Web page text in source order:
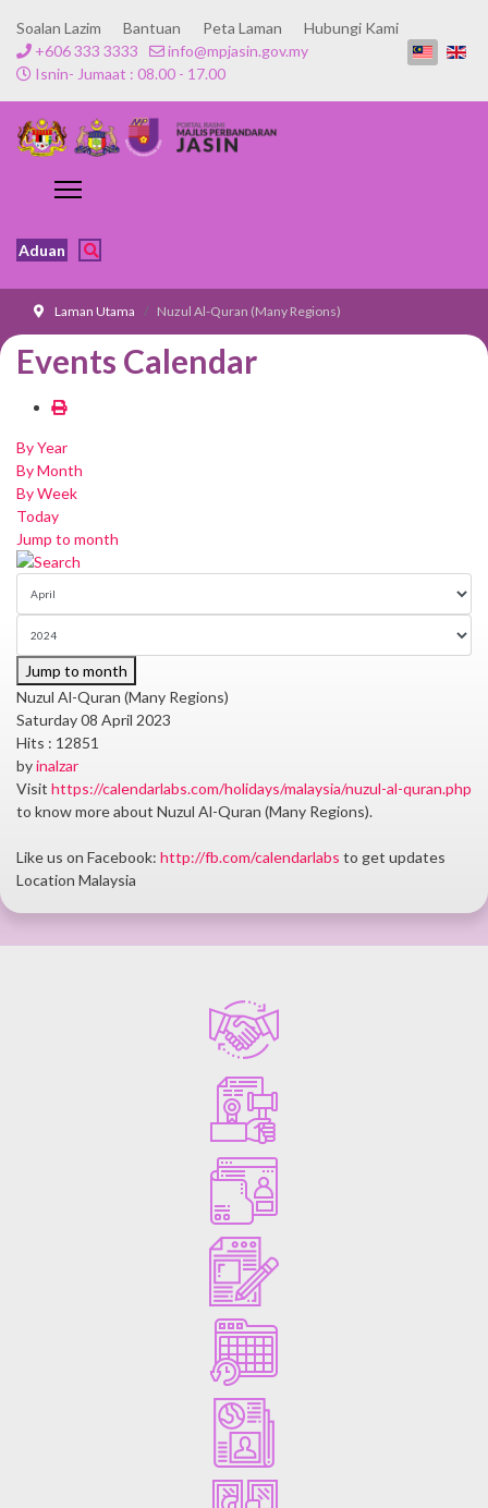
Soalan Lazim Bantuan Peta Laman
Hubungi Kami
+606 333 3333
info@mpjasin.gov.my
Isnin- Jumaat : 08.00 - 17.00
Aduan
Laman Utama Nuzul Al-Quran (Many Regions)
Events Calendar
By Year
By Month
By Week
Today
Jump to month
Jump to month
Nuzul Al-Quran (Many Regions)
Saturday 08 April 2023
Hits : 12851
byinalzar
Visit https://calendarlabs.com/holidays/malaysia/nuzul-al-quran.php
to know more about Nuzul Al-Quran (Many Regions).
Like us on Facebook: http://fb.com/calendarlabs to get updates
Location Malaysia